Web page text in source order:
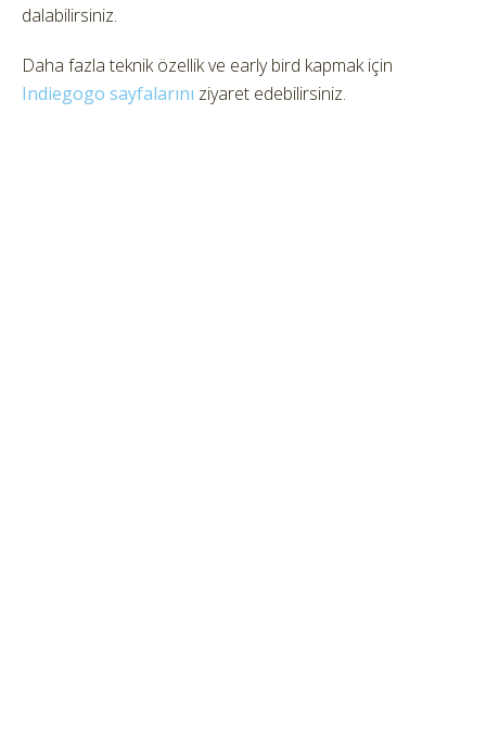
dalabilirsiniz.
Daha fazla teknik özellik ve early bird kapmak için
Indiegogo sayfalarını ziyaret edebilirsiniz.